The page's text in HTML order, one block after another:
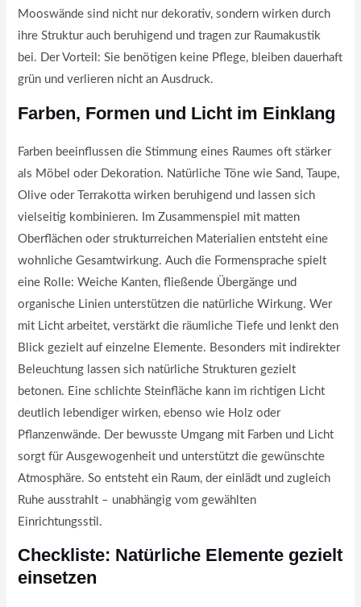
Mooswände sind nicht nur dekorativ, sondern wirken durch
ihre Struktur auch beruhigend und tragen zur Raumakustik
bei. Der Vorteil: Sie benötigen keine Pflege, bleiben dauerhaft
grün und verlieren nicht an Ausdruck.
Farben, Formen und Licht im Einklang
Farben beeinflussen die Stimmung eines Raumes oft stärker
als Möbel oder Dekoration. Natürliche Töne wie Sand, Taupe,
Olive oder Terrakotta wirken beruhigend und lassen sich
vielseitig kombinieren. Im Zusammenspiel mit matten
Oberflächen oder strukturreichen Materialien entsteht eine
wohnliche Gesamtwirkung. Auch die Formensprache spielt
eine Rolle: Weiche Kanten, fließende Übergänge und
organische Linien unterstützen die natürliche Wirkung. Wer
mit Licht arbeitet, verstärkt die räumliche Tiefe und lenkt den
Blick gezielt auf einzelne Elemente. Besonders mit indirekter
Beleuchtung lassen sich natürliche Strukturen gezielt
betonen. Eine schlichte Steinfläche kann im richtigen Licht
deutlich lebendiger wirken, ebenso wie Holz oder
Pflanzenwände. Der bewusste Umgang mit Farben und Licht
sorgt für Ausgewogenheit und unterstützt die gewünschte
Atmosphäre. So entsteht ein Raum, der einlädt und zugleich
Ruhe ausstrahlt – unabhängig vom gewählten
Einrichtungsstil.
Checkliste: Natürliche Elemente gezielt
einsetzen